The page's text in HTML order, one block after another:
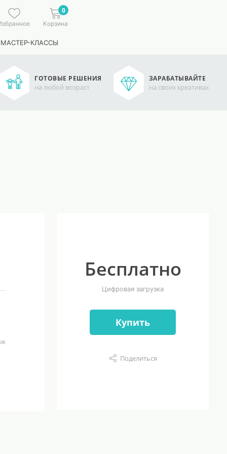
0
Корзина
КЛАССЫ
ГОТОВЫЕ РЕШЕНИЯ
на любой возраст
ЗАРАБАТЫВАЙТЕ
на своих креативах
Бесплатно
Цифровая загрузка
Купить
Поделиться